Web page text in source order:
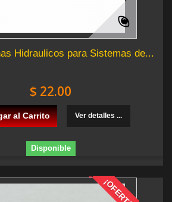
Hidraulicos para Sistemas de...
$ 22.00
al Carrito Ver detalles ...
Disponible
¡OFERTA!